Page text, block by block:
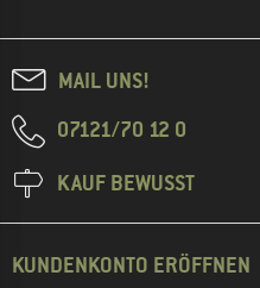
MAIL UNS!
07121/70 12 0
KAUF BEWUSST
KUNDENKONTO ERÖFFNEN